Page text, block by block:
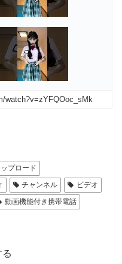
watch?v=zYFQOoc_sMk
プロード
チャンネル
ビデオ
動画機能付き携帯電話
る